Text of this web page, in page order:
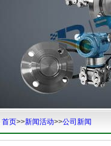
首页>>新闻活动>>公司新闻